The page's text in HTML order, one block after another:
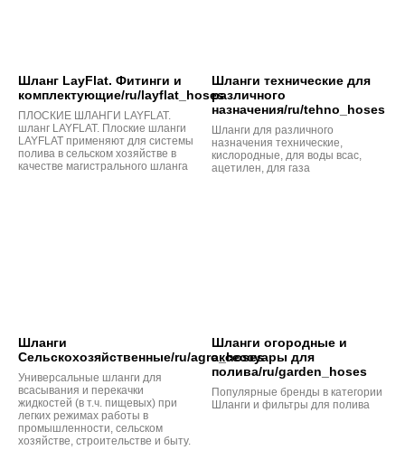
Шланг LayFlat. Фитинги и
комплектующие/ru/layflat_hoses
ПЛОСКИЕ ШЛАНГИ LAYFLAT.
шланг LAYFLAT. Плоские шланги
LAYFLAT применяют для системы
полива в сельском хозяйстве в
качестве магистрального шланга
Шланги технические для
различного
назначения/ru/tehno_hoses
Шланги для различного
назначения технические,
кислородные, для воды всас,
ацетилен, для газа
Шланги
Сельскохозяйственные/ru/agro_hoses
Универсальные шланги для
всасывания и перекачки
жидкостей (в т.ч. пищевых) при
легких режимах работы в
промышленности, сельском
хозяйстве, строительстве и быту.
Шланги огородные и
аксессуары для
полива/ru/garden_hoses
Популярные бренды в категории
Шланги и фильтры для полива